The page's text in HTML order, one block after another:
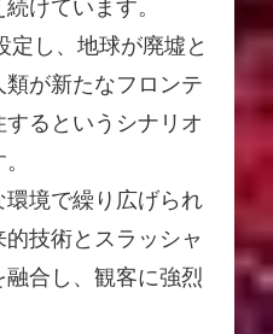
けています。
定し、地球が廃墟と
が新たなフロンテ
るというシナリオ
境で繰り広げられ
技術とスラッシャ
合し、観客に強烈